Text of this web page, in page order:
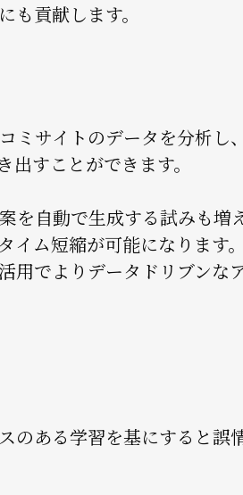
貢献します。
サイトのデータを分析し
すことができます。
自動で生成する試みも増
ム短縮が可能になります。
用でよりデータドリブンな
のある学習を基にすると誤